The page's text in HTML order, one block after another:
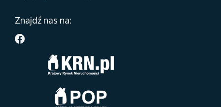
Znajdź nas na: